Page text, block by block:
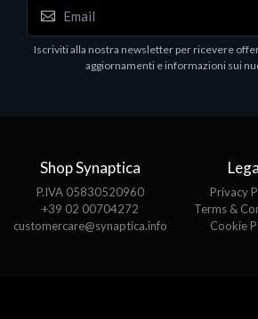
WD_BLACK SN850X NVMe SSD
WDBB9H0020BNC - SSD - 2 TB -
2280 - PCIe 4.0 (NVMe) -
nero
Iscriviti alla nostra newsletter per ricevere
aggiornamenti e informazioni sui
Shop Synaptica
P.IVA 05830520960
+39 02 00704272
customercare@synaptica.info
Privacy
Terms &
Cookie